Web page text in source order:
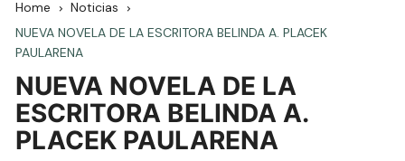
Home
Noticias
NUEVA NOVELA DE LA ESCRITORA BELINDA A. PLACEK
PAULARENA
NUEVA NOVELA DE LA
ESCRITORA BELINDA A.
PLACEK PAULARENA